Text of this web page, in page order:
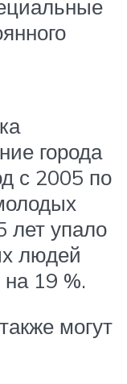
города
с 2005 по
лет упало
людей
19 %.
могут